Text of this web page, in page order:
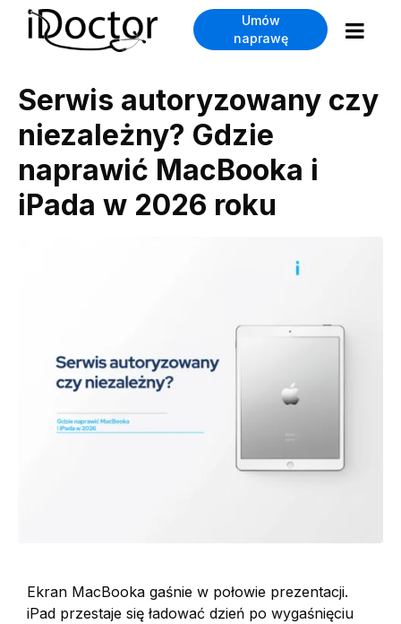
Umów
naprawę
Serwis autoryzowany czy
niezależny? Gdzie
naprawić MacBooka i
iPada w 2026 roku
Ekran MacBooka gaśnie w połowie prezentacji.
iPad przestaje się ładować dzień po wygaśnięciu